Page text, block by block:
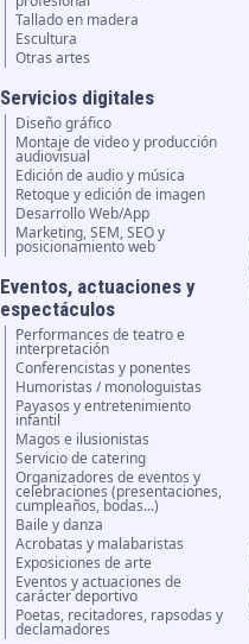
Tallado en madera
Escultura
Otras artes
Servicios digitales
Diseño gráfico
Montaje de video y producción
audiovisual
Edición de audio y música
Retoque y edición de imagen
Desarrollo Web/App
Marketing, SEM, SEO y
posicionamiento web
Eventos, actuaciones y
espectáculos
Performances de teatro e
interpretación
Conferencistas y ponentes
Humoristas / monologuistas
Payasos y entretenimiento
infantil
Magos e ilusionistas
Servicio de catering
Organizadores de eventos y
celebraciones (presentaciones,
cumpleaños, bodas...)
Baile y danza
Acrobatas y malabaristas
Exposiciones de arte
Eventos y actuaciones de
carácter deportivo
Poetas, recitadores, rapsodas y
declamadores